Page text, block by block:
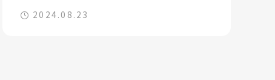
2024.08.23